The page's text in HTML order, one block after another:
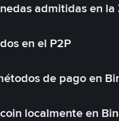
admitidas en
en el P2P
de pago en
localmente en